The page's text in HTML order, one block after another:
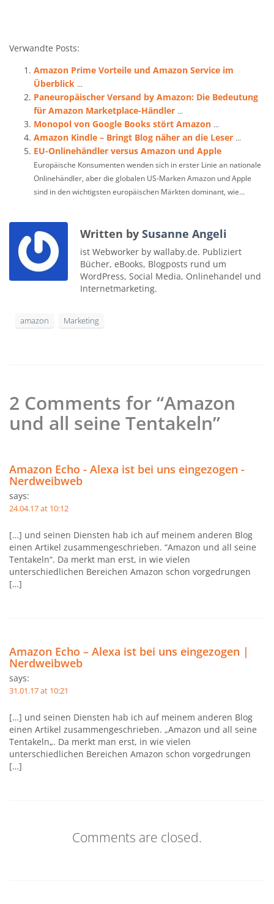
Verwandte Posts:
Amazon Prime Vorteile und Amazon Service im
Überblick ...
Paneuropäischer Versand by Amazon: Die Bedeutung
für Amazon Marketplace-Händler ...
Monopol von Google Books stört Amazon ...
Amazon Kindle – Bringt Blog näher an die Leser ...
EU-Onlinehändler versus Amazon und Apple
Europäische Konsumenten wenden sich in erster Linie an nationale
Onlinehändler, aber die globalen US-Marken Amazon und Apple
sind in den wichtigsten europäischen Märkten dominant, wie...
Written by Susanne Angeli
ist Webworker by wallaby.de. Publiziert
Bücher, eBooks, Blogposts rund um
WordPress, Social Media, Onlinehandel und
Internetmarketing.
amazon Marketing
2 Comments for “Amazon
und all seine Tentakeln”
Amazon Echo - Alexa ist bei uns eingezogen -
Nerdweibweb
says:
24.04.17 at 10:12
[…] und seinen Diensten hab ich auf meinem anderen Blog
einen Artikel zusammengeschrieben. “Amazon und all seine
Tentakeln“. Da merkt man erst, in wie vielen
unterschiedlichen Bereichen Amazon schon vorgedrungen
[…]
Amazon Echo – Alexa ist bei uns eingezogen |
Nerdweibweb
says:
31.01.17 at 10:21
[…] und seinen Diensten hab ich auf meinem anderen Blog
einen Artikel zusammengeschrieben. „Amazon und all seine
Tentakeln„. Da merkt man erst, in wie vielen
unterschiedlichen Bereichen Amazon schon vorgedrungen
[…]
Comments are closed.